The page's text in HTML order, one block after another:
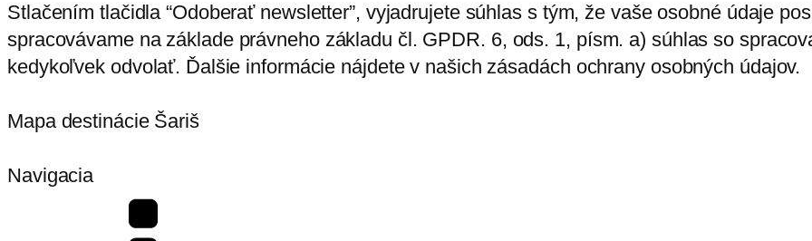
Stlačením tlačidla “Odoberať newsletter”, vyjadrujete súhlas s tým, že vaše osobné údaje
spracovávame na základe právneho základu čl. GPDR. 6, ods. 1, písm. a) súhlas so
kedykoľvek odvolať. Ďalšie informácie nájdete v našich zásadách ochrany osobných údajov.
Mapa destinácie Šariš
Navigacia